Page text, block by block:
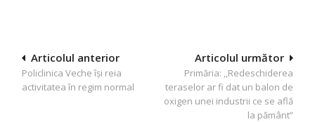
Navigare
în
Articolul următor
Primăria: ,,Redeschiderea
teraselor ar fi dat un balon de
oxigen unei industrii ce se află
la pământ”
Articolul anterior
Policlinica Veche își reia
activitatea în regim normal